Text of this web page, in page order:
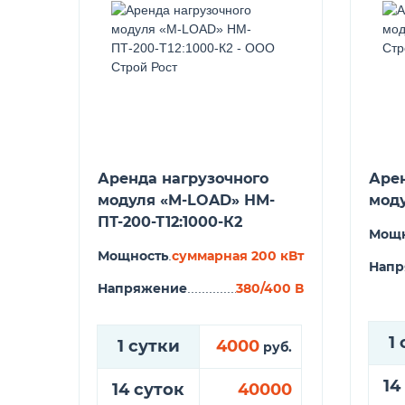
Аренда нагрузочного
модуля «M-LOAD» НМ-
ПТ-200-Т12:1000-К2
Мощность суммарная 200 кВт
Напряжение
380/400 В
1 сутки 4000 руб.
14 суток 40000
1